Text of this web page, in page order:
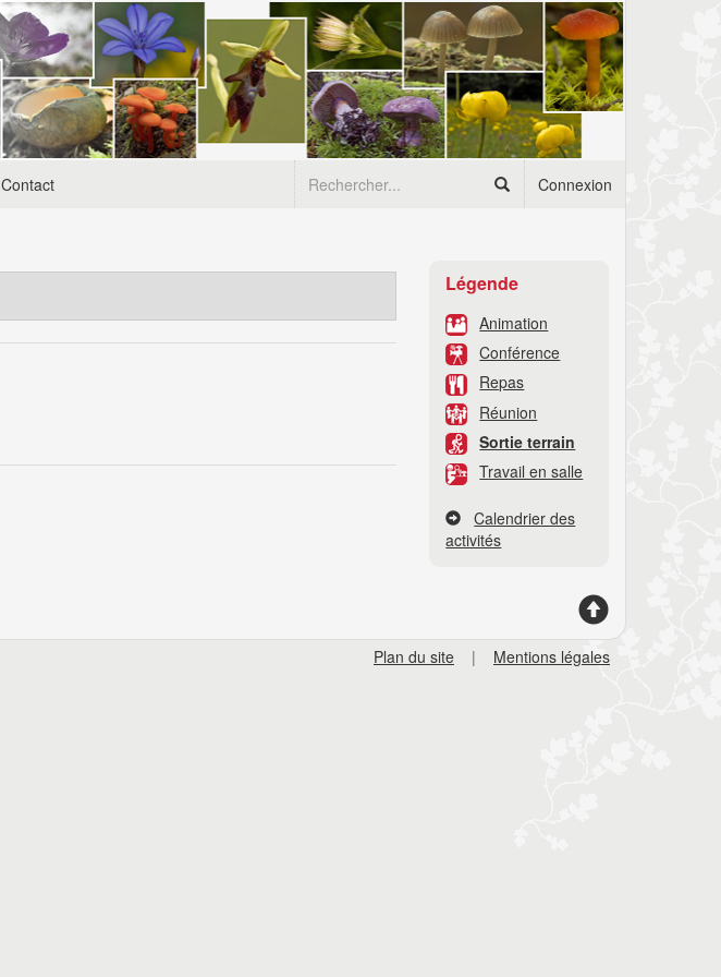
Contact Connexion
Légende
Animation
Conférence
Repas
Réunion
Sortie terrain
Travail en salle
Calendrier des
activités
Plan du site | Mentions légales